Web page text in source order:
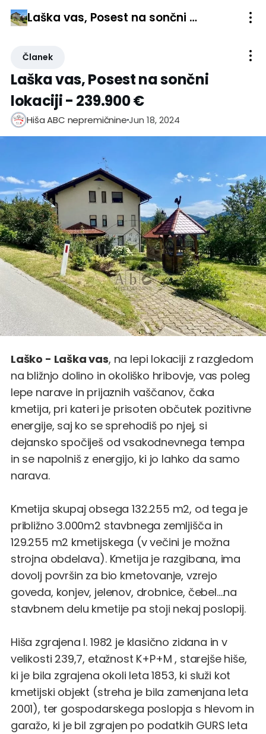
Laška vas, Posest na sončni lokaciji - 239.900 €
Članek
Laška vas, Posest na sončni
lokaciji - 239.900 €
Hiša ABC nepremičnineJun 18, 2024
Laško - Laška vas, na lepi lokaciji z razgledom
na bližnjo dolino in okoliško hribovje, vas poleg
lepe narave in prijaznih vaščanov, čaka
kmetija, pri kateri je prisoten občutek pozitivne
energije, saj ko se sprehodiš po njej, si
dejansko spočiješ od vsakodnevnega tempa
in se napolniš z energijo, ki jo lahko da samo
narava.
Kmetija skupaj obsega 132.255 m2, od tega je
približno 3.000m2 stavbnega zemljišča in
129.255 m2 kmetijskega (v večini je možna
strojna obdelava). Kmetija je razgibana, ima
dovolj površin za bio kmetovanje, vzrejo
goveda, konjev, jelenov, drobnice, čebel….na
stavbnem delu kmetije pa stoji nekaj poslopij.
Hiša zgrajena l. 1982 je klasično zidana in v
velikosti 239,7, etažnost K+P+M , starejše hiše,
ki je bila zgrajena okoli leta 1853, ki služi kot
kmetijski objekt (streha je bila zamenjana leta
2001), ter gospodarskega poslopja s hlevom in
garažo, ki je bil zgrajen po podatkih GURS leta